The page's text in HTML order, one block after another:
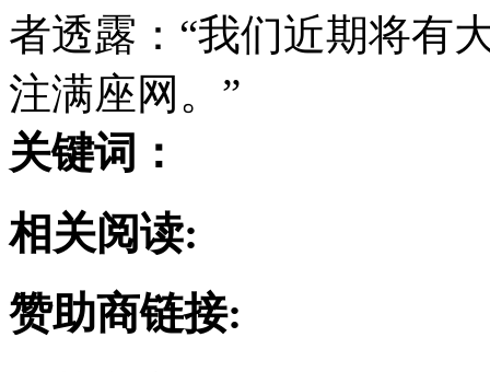
者透露：“我们近期将有
注满座网。”
关键词：
相关阅读:
赞助商链接: